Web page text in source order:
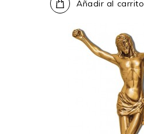
Añadir al carrito